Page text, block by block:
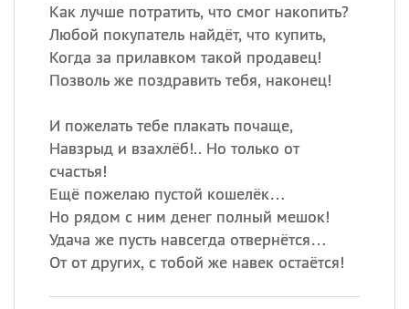
Как лучше потратить, что смог накопить?
Любой покупатель найдёт, что купить,
Когда за прилавком такой продавец!
Позволь же поздравить тебя, наконец!
И пожелать тебе плакать почаще,
Навзрыд и взахлёб!.. Но только от
счастья!
Ещё пожелаю пустой кошелёк…
Но рядом с ним денег полный мешок!
Удача же пусть навсегда отвернётся…
От от других, с тобой же навек остаётся!